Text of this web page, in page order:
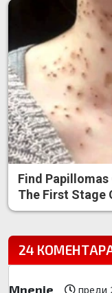
Find Papillomas
The First Stage
24
Mnenie преди